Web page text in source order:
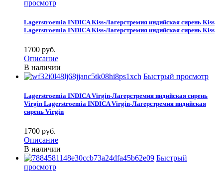
просмотр
Lagerstroemia INDICA Kiss-Лагерстремия индийская сирень Kiss
Lagerstroemia INDICA Kiss-Лагерстремия индийская сирень Kiss
1700 pуб.
Описание
В наличии
Быстрый просмотр
Lagerstroemia INDICA Virgin-Лагерстремия индийская сирень
Virgin Lagerstroemia INDICA Virgin-Лагерстремия индийская
сирень Virgin
1700 pуб.
Описание
В наличии
Быстрый
просмотр